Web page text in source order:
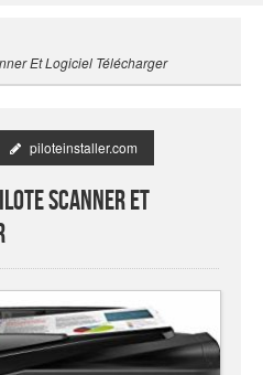
Et Logiciel Télécharger
piloteinstaller.com
Scanner Et